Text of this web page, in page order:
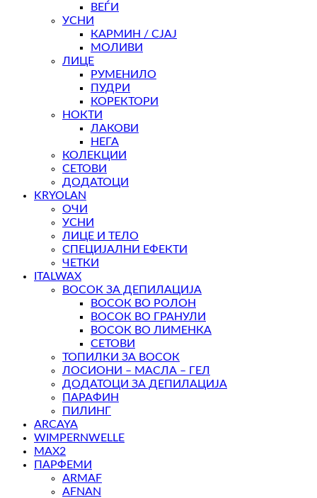
ВЕЃИ
УСНИ
КАРМИН / СЈАЈ
МОЛИВИ
ЛИЦЕ
РУМЕНИЛО
ПУДРИ
КОРЕКТОРИ
НОКТИ
ЛАКОВИ
НЕГА
КОЛЕКЦИИ
СЕТОВИ
ДОДАТОЦИ
KRYOLAN
ОЧИ
УСНИ
ЛИЦЕ И ТЕЛО
СПЕЦИЈАЛНИ ЕФЕКТИ
ЧЕТКИ
ITALWAX
ВОСОК ЗА ДЕПИЛАЦИЈА
ВОСОК ВО РОЛОН
ВОСОК ВО ГРАНУЛИ
ВОСОК ВО ЛИМЕНКА
СЕТОВИ
ТОПИЛКИ ЗА ВОСОК
ЛОСИОНИ – МАСЛА – ГЕЛ
ДОДАТОЦИ ЗА ДЕПИЛАЦИЈА
ПАРАФИН
ПИЛИНГ
ARCAYA
WIMPERNWELLE
MAX2
ПАРФЕМИ
ARMAF
AFNAN